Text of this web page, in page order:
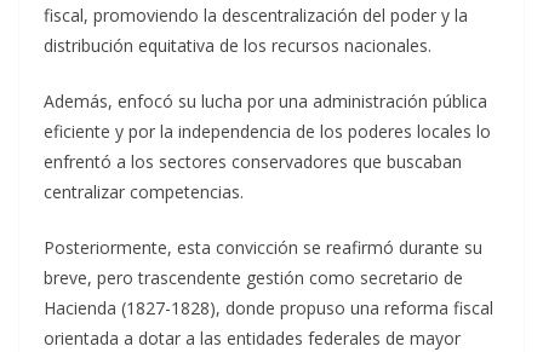
fiscal, promoviendo la descentralización del poder y la
distribución equitativa de los recursos nacionales.
Además, enfocó su lucha por una administración pública
eficiente y por la independencia de los poderes locales lo
enfrentó a los sectores conservadores que buscaban
centralizar competencias.
Posteriormente, esta convicción se reafirmó durante su
breve, pero trascendente gestión como secretario de
Hacienda (1827-1828), donde propuso una reforma fiscal
orientada a dotar a las entidades federales de mayor